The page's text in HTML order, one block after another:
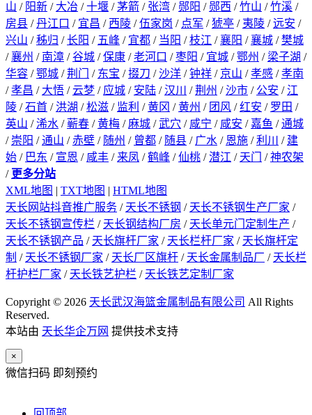
山 / 阳新 / 大冶 /十堰 /茅箭 / 张湾 / 郧阳 / 郧西 /竹山 /竹溪 /
房县 /丹江口 / 宜昌 / 西陵 /伍家岗 / 点军 /猇亭 / 夷陵 /远安 /
兴山 /秭归 /长阳 / 五峰 / 宜都 / 当阳 /枝江 /襄阳 /襄城 /樊城
/襄州 / 南漳 /谷城 /保康 /老河口 /枣阳 / 宜城 /鄂州 / 梁子湖 /
华容 /鄂城 /荆门 / 东宝 /掇刀 /沙洋 /钟祥 / 京山 /孝感 /孝南
/孝昌 / 大悟 /云梦 / 应城 / 安陆 /汉川 /荆州 /沙市 / 公安 / 江
陵 /石首 / 洪湖 /松滋 / 监利 /黄冈 /黄州 / 团风 /红安 / 罗田 /
英山 /浠水 /蕲春 /黄梅 / 麻城 /武穴 / 咸宁 / 咸安 / 嘉鱼 /通城
/ 崇阳 /通山 /赤壁 / 随州 / 曾都 / 随县 / 广水 / 恩施 /利川 / 建
始 / 巴东 / 宣恩 / 咸丰 / 来凤 /鹤峰 /仙桃 /潜江 / 天门 /神农架
/ 更多分站
XML地图 | TXT地图 | HTML地图
天长网站抖音推广服务 / 天长不锈钢 / 天长不锈钢生产厂家 /
天长不锈钢宣传栏 / 天长钢结构厂房 / 天长单元门定制生产 /
天长不锈钢产品 / 天长旗杆厂家 / 天长栏杆厂家 / 天长旗杆定
制 / 天长不锈钢厂家 / 天长厂区旗杆 / 天长金属制品厂 / 天长栏
杆护栏厂家 / 天长铁艺护栏 / 天长铁艺定制厂家
Copyright © 2026 天长武汉海篮金属制品有限公司 All Rights
Reserved.
本站由 天长华企万网 提供技术支持
×
微信扫码 即刻预约